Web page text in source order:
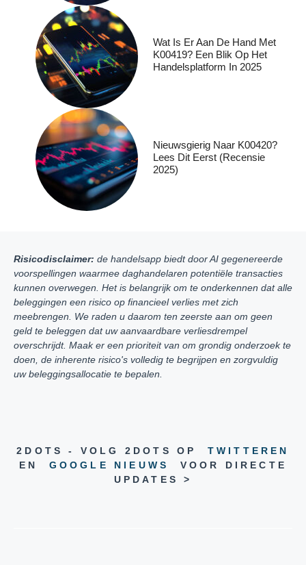
Wat Is Er Aan De Hand Met
K00419? Een Blik Op Het
Handelsplatform In 2025
Nieuwsgierig Naar K00420?
Lees Dit Eerst (recensie
2025)
Risicodisclaimer: de handelsapp biedt door AI gegenereerde
voorspellingen waarmee daghandelaren potentiële transacties
kunnen overwegen. Het is belangrijk om te onderkennen dat alle
beleggingen een risico op financieel verlies met zich
meebrengen. We raden u daarom ten zeerste aan om geen
geld te beleggen dat uw aanvaardbare verliesdrempel
overschrijdt. Maak er een prioriteit van om grondig onderzoek te
doen, de inherente risico's volledig te begrijpen en zorgvuldig
uw beleggingsallocatie te bepalen.
2DOTS - VOLG 2DOTS OP TWITTEREN
EN GOOGLE NIEUWS
VOOR DIRECTE
UPDATES >